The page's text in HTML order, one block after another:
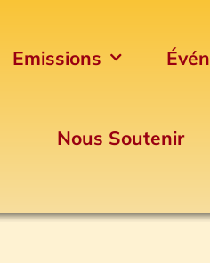
Emissions
Nous Soutenir